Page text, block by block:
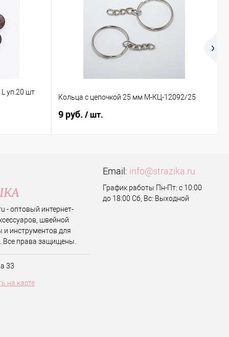
уп.20 шт
Кольца с цепочкой 25 мм М-КЦ-12092/25
9 руб. / шт.
- оптовый интернет-
швейной
и инструментов для
Все права защищены.
33
на карте
Email: info@strazika.ru
График работы Пн-Пт: с 10:00
до 18:00 Сб, Вс: Выходной